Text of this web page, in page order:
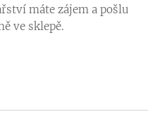
máte zájem a pošlu
ve sklepě.